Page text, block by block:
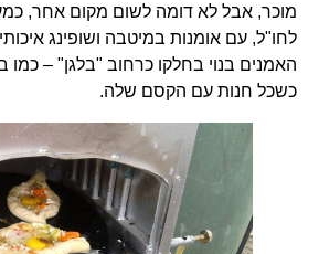
מוכר, אבל לא דומה לשום מקום אחר, כמעט
לחו"ל, עם אומנות במיטבה ושופינג
האמנים בנוי בחלקו כרחוב "בלגן" – כמו
כשכל חנות עם הקסם שלה.